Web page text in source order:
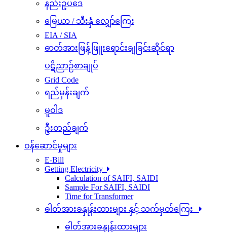
နည်းဥပဒေ
မြေယာ / သီးနှံ လျှော်ကြေး
EIA / SIA
ဓာတ်အားဖြန့်ဖြူးရောင်းချခြင်းဆိုင်ရာ
ပဋိညာဉ်စာချုပ်
Grid Code
ရည်မှန်းချက်
မူဝါဒ
ဦးတည်ချက်
ဝန်ဆောင်မှုများ
E-Bill
Getting Electricity
Calculation of SAIFI, SAIDI
Sample For SAIFI, SAIDI
Time for Transformer
ဓါတ်အားခနှုန်းထားများ နှင့် သက်မှတ်ကြေး
ဓါတ်အားခနှုန်းထားများ